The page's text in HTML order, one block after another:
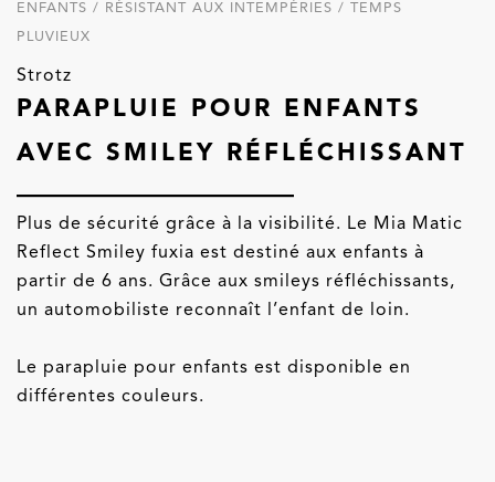
ENFANTS / RÉSISTANT AUX INTEMPÉRIES / TEMPS
PLUVIEUX
Strotz
PARAPLUIE POUR ENFANTS
AVEC SMILEY RÉFLÉCHISSANT
Plus de sécurité grâce à la visibilité. Le Mia Matic
Reflect Smiley fuxia est destiné aux enfants à
partir de 6 ans. Grâce aux smileys réfléchissants,
un automobiliste reconnaît l’enfant de loin.
Le parapluie pour enfants est disponible en
différentes couleurs.